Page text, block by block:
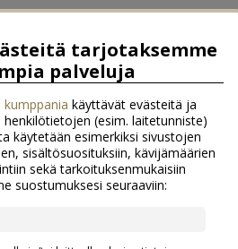
tarjotaksemme
palveluja
kumppania käyttävät evästeitä ja
(esim. laitetunniste)
käytetään esimerkiksi sivustojen
sisältösuosituksiin, kävijämäärien
sekä tarkoituksenmukaisiin
suostumuksesi seuraaviin: